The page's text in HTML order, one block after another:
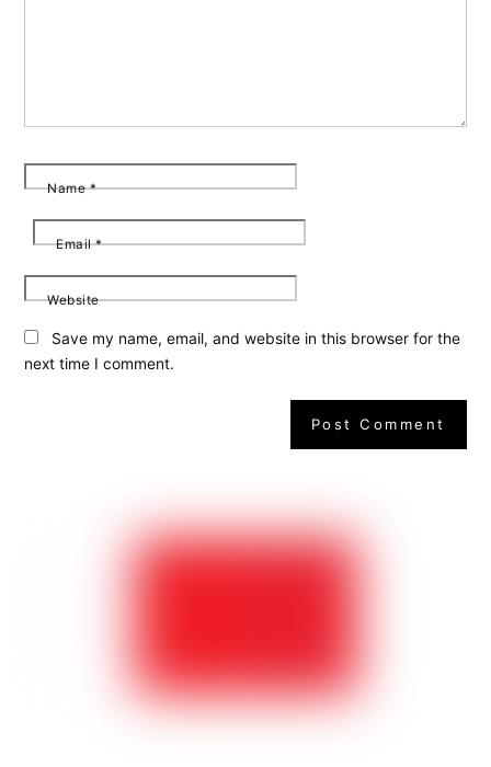
Name*
Email*
Website
Save my name, email, and website in this browser for the
next time I comment.